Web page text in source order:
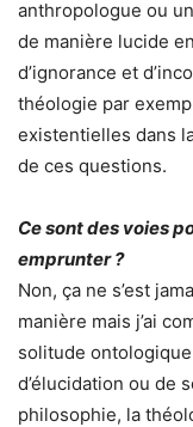
anthropologue ou
de manière lucide
d’ignorance et
théologie par
existentielles dans
de ces questions.
Ce sont des voies
emprunter ?
Non, ça ne s’est
manière mais j’ai
solitude
d’élucidation ou de
philosophie, la